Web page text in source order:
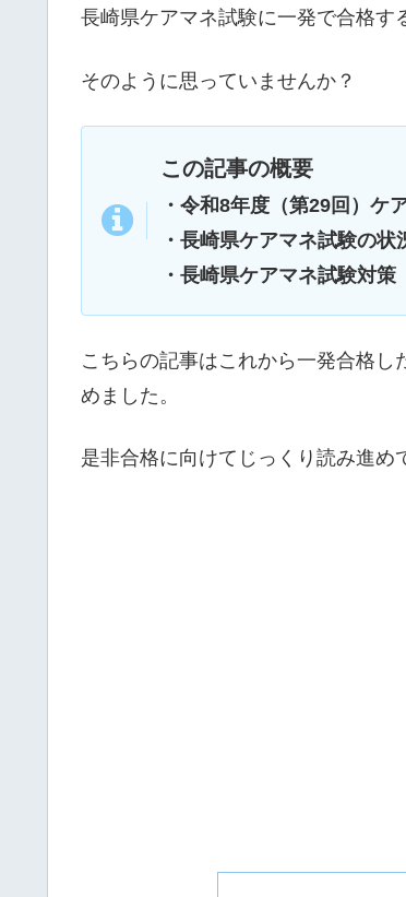
長崎県ケアマネ試験に一発で合格す
そのように思っていませんか？
この記事の概要
・令和8年度（第29回） ケ
・長崎県ケアマネ試験の状
・長崎県ケアマネ試験対
こちらの記事はこれから一発合格し
めました。
是非合格に向けてじっくり読み進め